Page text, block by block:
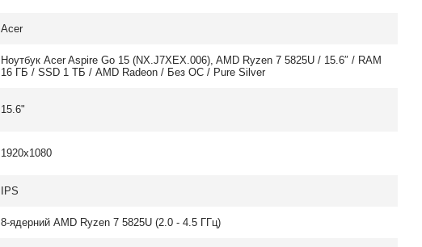
Acer
Ноутбук Acer Aspire Go 15 (NX.J7XEX.006), AMD Ryzen 7 5825U / 15.6″ / RAM
16 ГБ / SSD 1 ТБ / AMD Radeon / Без ОС / Pure Silver
15.6"
1920x1080
IPS
8-ядерний AMD Ryzen 7 5825U (2.0 - 4.5 ГГц)